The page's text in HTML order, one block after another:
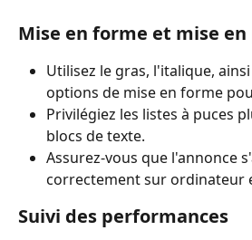
Mise en forme et mise en
Utilisez le gras, l'italique,
options de mise en forme
Privilégiez les listes à puces
blocs de texte.
Assurez-vous que l'annonce
correctement sur ordinateur
Suivi des performances